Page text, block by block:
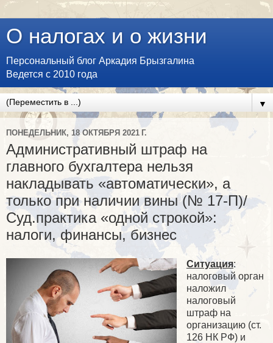
О налогах и о жизни
Персональный блог Аркадия Брызгалина
Ведется с 2010 года
▼
ПОНЕДЕЛЬНИК, 18 ОКТЯБРЯ 2021 Г.
Административный штраф на
главного бухгалтера нельзя
накладывать «автоматически», а
только при наличии вины (№ 17-П)/
Суд.практика «одной строкой»:
налоги, финансы, бизнес
Ситуация:
налоговый орган
наложил
налоговый
штраф на
организацию (ст.
126 НК РФ) и